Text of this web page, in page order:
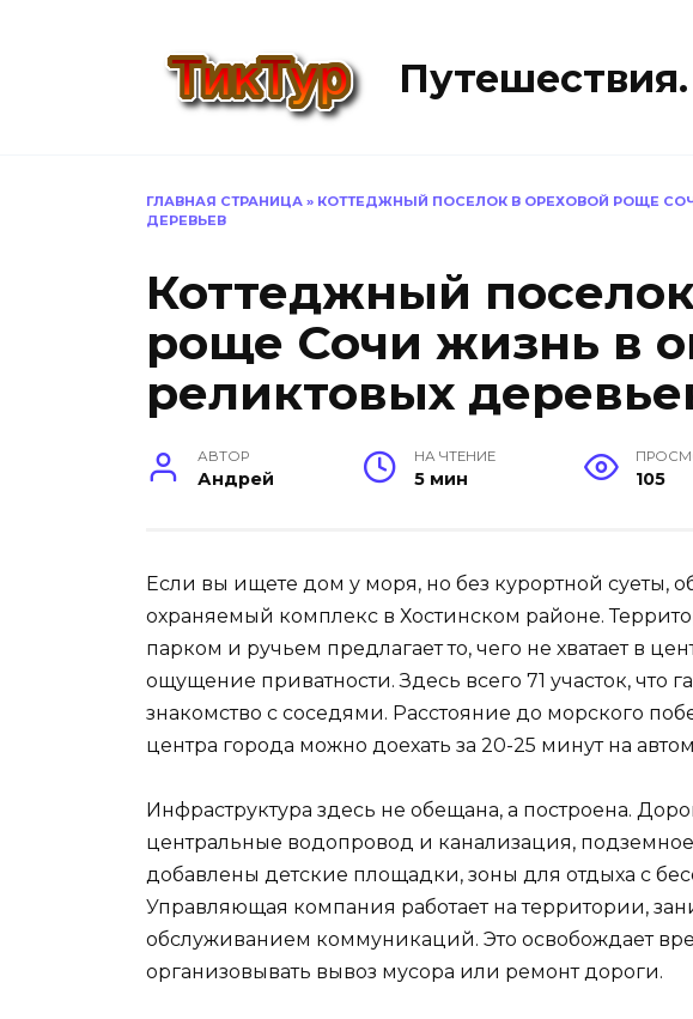
ГЛАВНАЯ СТРАНИЦА » КОТТЕДЖНЫЙ ПОСЕЛОК В ОРЕХОВОЙ РОЩЕ
ДЕРЕВЬЕВ
Коттеджный
роще Сочи жизнь в
реликтовых
АВТОР
Андрей
НА ЧТЕНИЕ
5 мин 105
Если вы ищете дом у моря, но без курортной суеты,
охраняемый комплекс в Хостинском районе.
парком и ручьем предлагает то, чего не хватает в
ощущение приватности. Здесь всего 71 участок, что
знакомство с соседями. Расстояние до морского
центра города можно доехать за 20-25 минут на
Инфраструктура здесь не обещана, а построена.
центральные водопровод и канализация, подземное
добавлены детские площадки, зоны для отдыха с
Управляющая компания работает на территории,
обслуживанием коммуникаций. Это освобождает
организовывать вывоз мусора или ремонт дороги.